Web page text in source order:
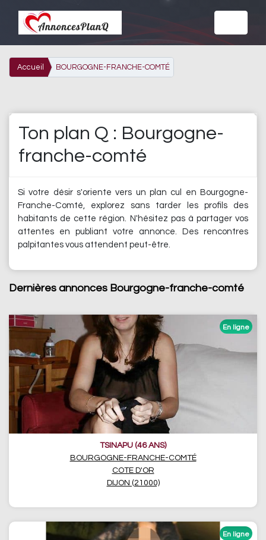
Accueil BOURGOGNE-FRANCHE-COMTÉ
Ton plan Q : Bourgogne-
franche-comté
Si votre désir s'oriente vers un plan cul en Bourgogne-
Franche-Comté, explorez sans tarder les profils des
habitants de cette région. N'hésitez pas à partager vos
attentes en publiant votre annonce. Des rencontres
palpitantes vous attendent peut-être.
Dernières annonces Bourgogne-franche-comté
TSINAPU (46 ANS)
BOURGOGNE-FRANCHE-COMTÉ
COTE D'OR
DIJON (21000)